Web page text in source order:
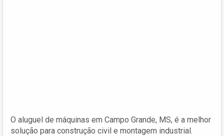
O aluguel de máquinas em Campo Grande, MS, é a melhor
solução para construção civil e montagem industrial.